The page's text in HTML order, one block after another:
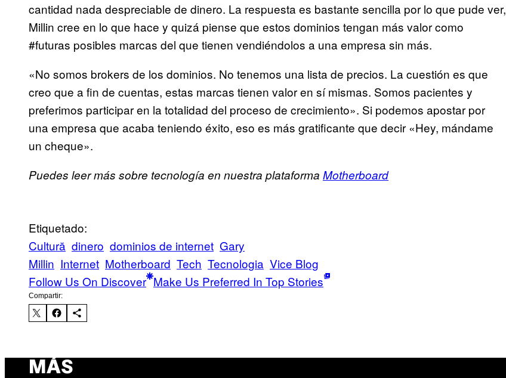
cantidad nada despreciable de dinero. La respuesta es bastante sencilla por lo que pude ver,
Millin cree en lo que hace y quizá piense que estos dominios tengan más valor como
#futuras posibles marcas del que tienen vendiéndolos a una empresa sin más.
«No somos brokers de los dominios. No tenemos una lista de precios. La cuestión es que
creo que a fin de cuentas, estas marcas tienen valor en sí mismas. Somos pacientes y
preferimos participar en la totalidad del proceso de crecimiento». Si podemos apostar por
una empresa que acaba teniendo éxito, eso es más gratificante que decir «Hey, mándame
un cheque».
Puedes leer más sobre tecnología en nuestra plataforma Motherboard
Etiquetado:
Cultură dinero dominios de internet Gary
Millin Internet Motherboard Tech Tecnologia Vice Blog
Follow Us On Discover Make Us Preferred In Top Stories
Compartir:
MÁS